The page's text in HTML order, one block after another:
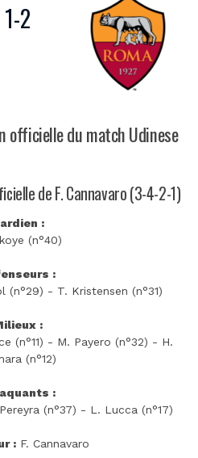
1-2
officielle du match Udinese
de F. Cannavaro (3-4-2-1)
:
(n°40)
:
(n°29) - T. Kristensen (n°31)
:
(n°11) - M. Payero (n°32) - H.
(n°12)
:
(n°37) - L. Lucca (n°17)
:F. Cannavaro